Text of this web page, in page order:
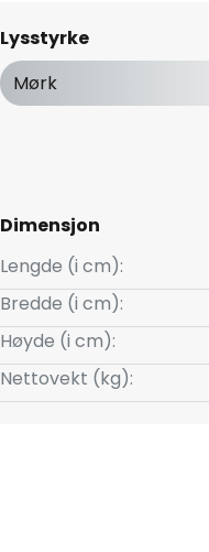
Lysstyrke
Mørk
Dimensjon
Lengde (i cm):
Bredde (i cm):
Høyde (i cm):
Nettovekt (kg):